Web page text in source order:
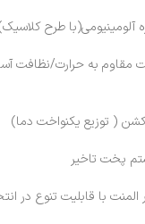
طرح
به حرارت/نظافت
( توزیع یکنواخت دما)
پخت تاخیر
با قابلیت تنوع در